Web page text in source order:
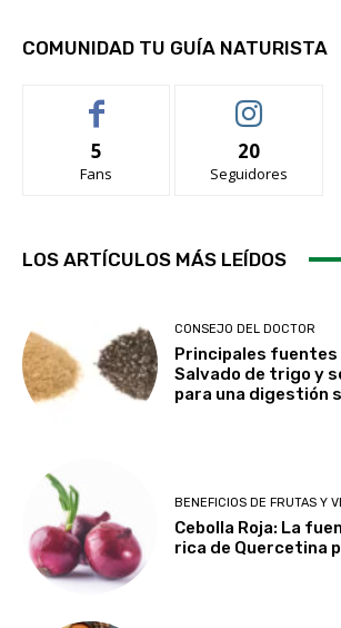
COMUNIDAD TU GUÍA NATURISTA
5
Fans
20
Seguidores
LOS ARTÍCULOS MÁS LEÍDOS
CONSEJO DEL DOCTOR
Principales fuentes
Salvado de trigo y
para una digestión
BENEFICIOS DE FRUTAS Y
Cebolla Roja: La
rica de Quercetina